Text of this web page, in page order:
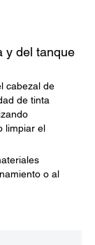
y del tanque
cabezal de
de tinta
limpiar el
o al